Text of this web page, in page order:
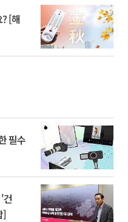
[해
필수
건
]